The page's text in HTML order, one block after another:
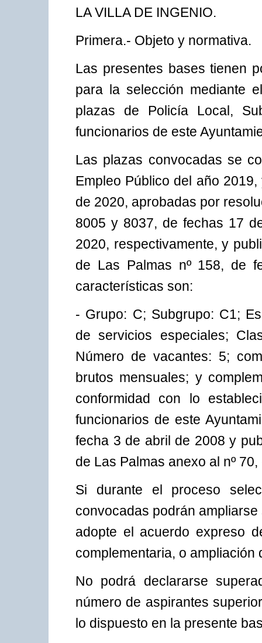
LA VILLA DE INGENIO.
Primera.- Objeto y normativa.
Las presentes bases tienen
para la selección mediante
plazas de Policía Local,
funcionarios de este
Las plazas convocadas se
Empleo Público del año
de 2020, aprobadas por
8005 y 8037, de fechas 17
2020, respectivamente, y
de Las Palmas nº 158, de
características son:
- Grupo: C; Subgrupo: C1;
de servicios especiales;
Número de vacantes: 5;
brutos mensuales; y
conformidad con lo
funcionarios de este
fecha 3 de abril de 2008 y
de Las Palmas anexo al nº
Si durante el proceso
convocadas podrán
adopte el acuerdo expreso
complementaria, o ampliación
No podrá declararse
número de aspirantes
lo dispuesto en la presente